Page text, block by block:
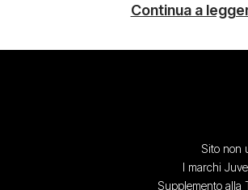
Continua a
Sito non
I marchi
Supplemento alla